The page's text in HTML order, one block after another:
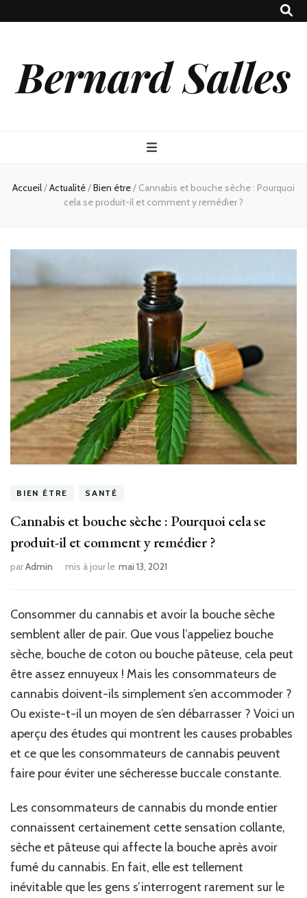
Bernard Salles
Accueil/Actualité/Bien étre/ Cannabis et bouche sèche : Pourquoi
cela se produit-il et comment y remédier ?
BIEN ÉTRE SANTÉ
Cannabis et bouche sèche : Pourquoi cela se
produit-il et comment y remédier ?
parAdmin mis à jour le mai 13, 2021
Consommer du cannabis et avoir la bouche sèche
semblent aller de pair. Que vous l’appeliez bouche
sèche, bouche de coton ou bouche pâteuse, cela peut
être assez ennuyeux ! Mais les consommateurs de
cannabis doivent-ils simplement s’en accommoder ?
Ou existe-t-il un moyen de s’en débarrasser ? Voici un
aperçu des études qui montrent les causes probables
et ce que les consommateurs de cannabis peuvent
faire pour éviter une sécheresse buccale constante.
Les consommateurs de cannabis du monde entier
connaissent certainement cette sensation collante,
sèche et pâteuse qui affecte la bouche après avoir
fumé du cannabis. En fait, elle est tellement
inévitable que les gens s’interrogent rarement sur le